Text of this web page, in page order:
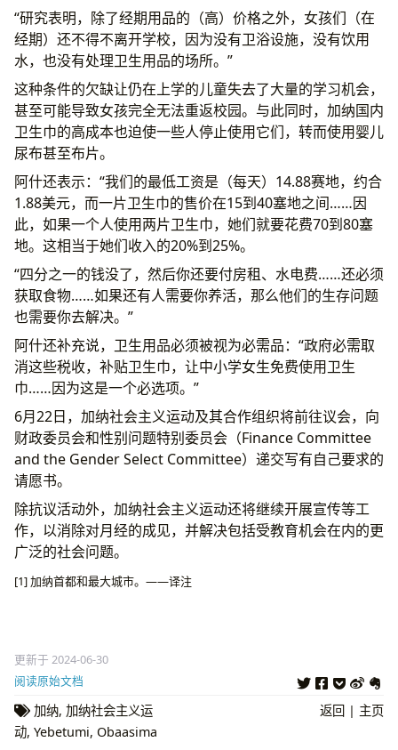
“研究表明，除了经期用品的（高）价格之外，女孩们（在
经期）还不得不离开学校，因为没有卫浴设施，没有饮用
水，也没有处理卫生用品的场所。”
这种条件的欠缺让仍在上学的儿童失去了大量的学习机会，
甚至可能导致女孩完全无法重返校园。与此同时，加纳国内
卫生巾的高成本也迫使一些人停止使用它们，转而使用婴儿
尿布甚至布片。
阿什还表示：“我们的最低工资是（每天）14.88赛地，约合
1.88美元，而一片卫生巾的售价在15到40塞地之间……因
此，如果一个人使用两片卫生巾，她们就要花费70到80塞
地。这相当于她们收入的20%到25%。
“四分之一的钱没了，然后你还要付房租、水电费……还必须
获取食物……如果还有人需要你养活，那么他们的生存问题
也需要你去解决。”
阿什还补充说，卫生用品必须被视为必需品：“政府必需取
消这些税收，补贴卫生巾，让中小学女生免费使用卫生
巾……因为这是一个必选项。”
6月22日，加纳社会主义运动及其合作组织将前往议会，向
财政委员会和性别问题特别委员会（Finance Committee
and the Gender Select Committee）递交写有自己要求的
请愿书。
除抗议活动外，加纳社会主义运动还将继续开展宣传等工
作，以消除对月经的成见，并解决包括受教育机会在内的更
广泛的社会问题。
[1] 加纳首都和最大城市。——译注
更新于 2024-06-30
阅读原始文档
加纳, 加纳社会主义运
动, Yebetumi, Obaasima
返回 | 主页